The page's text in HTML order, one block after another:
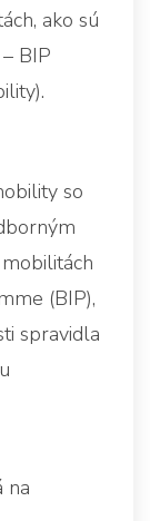
ako sú
BIP
so
(BIP),
spravidla
na